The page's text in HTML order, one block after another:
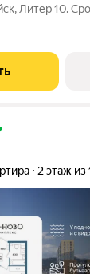
Литер 10.
этаже. ЖК "Порто-
Место, где
2 этаж из